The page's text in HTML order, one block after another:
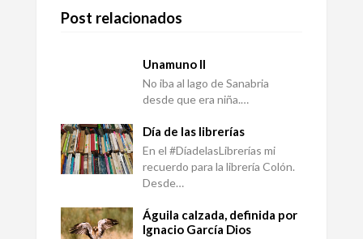
Post relacionados
Unamuno II
No iba al lago de Sanabria
desde que era niña.…
Día de las librerías
En el #DíadelasLibrerías mi
recuerdo para la librería Colón.
Desde…
Águila calzada, definida por
Ignacio García Dios